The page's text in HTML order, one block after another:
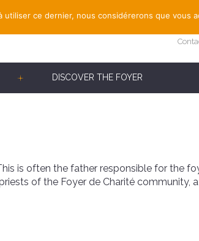
DISCOVER THE FOYER
is often the father responsible for the
of the Foyer de Charité community,
ce dernier, nous considérerons que vous